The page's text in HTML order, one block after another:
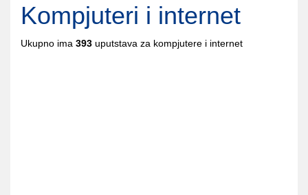
Kompjuteri i internet
Ukupno ima 393 uputstava za kompjutere i internet